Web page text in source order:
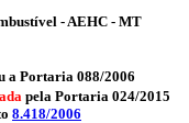
- AEHC - MT
a Portaria 088/2006
pela Portaria 024/2015
8.418/2006